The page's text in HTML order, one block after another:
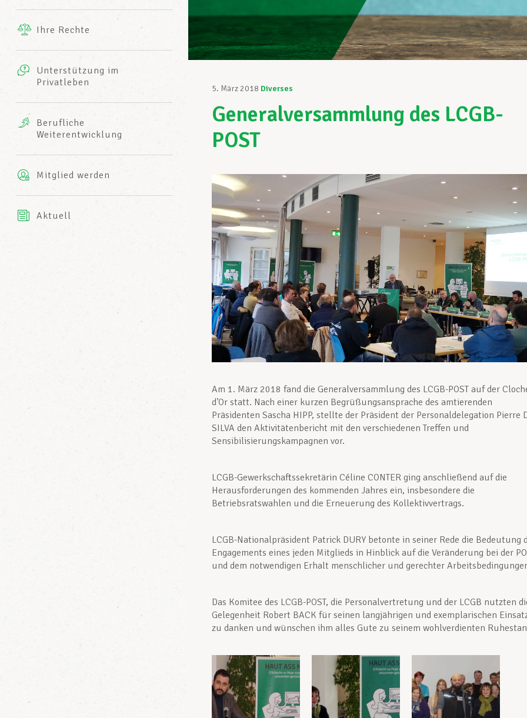
INFO-CENTER
des LCGBs
Ihre Rechte
Unterstützung im
Privatleben
Leistungen
Mutuelle
AXA
Berufliche
Weiterentwicklung
Mitglied werden
Aktuell
5. März 2018 Diverses
Generalversammlung des LCGB-
POST
Am 1. März 2018 fand die Generalversammlung des LCGB-POST auf der
d’Or statt. Nach einer kurzen Begrüßungsansprache des amtierenden
Präsidenten Sascha HIPP, stellte der Präsident der Personaldelegation Pierre
SILVA den Aktivitätenbericht mit den verschiedenen Treffen und
Sensibilisierungskampagnen vor.
LCGB-Gewerkschaftssekretärin Céline CONTER ging anschließend auf die
Herausforderungen des kommenden Jahres ein, insbesondere die
Betriebsratswahlen und die Erneuerung des Kollektivvertrags.
LCGB-Nationalpräsident Patrick DURY betonte in seiner Rede die Bedeutung
Engagements eines jeden Mitglieds in Hinblick auf die Veränderung bei der
und dem notwendigen Erhalt menschlicher und gerechter
Das Komitee des LCGB-POST, die Personalvertretung und der LCGB nutzten
Gelegenheit Robert BACK für seinen langjährigen und exemplarischen
zu danken und wünschen ihm alles Gute zu seinem wohlverdienten